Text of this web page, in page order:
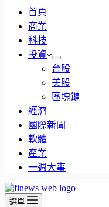
首頁
商業
科技
投資
台股
美股
區塊鏈
經濟
國際新聞
軟體
產業
一週大事
選單